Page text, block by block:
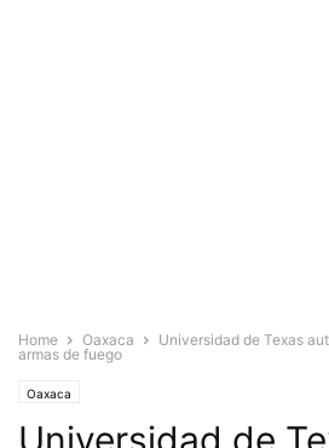
Home Oaxaca
Universidad de Texas
armas de fuego
Oaxaca